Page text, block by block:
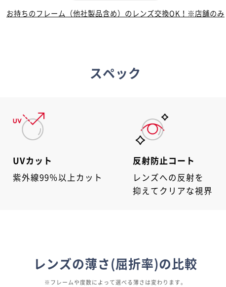
お持ちのフレーム（他社製品含め）の レンズ交換OK！※店舗のみ
スペック
UVカット
紫外線99％以上カット
反射防止コート
レンズへの反射を
抑えてクリアな視界
レンズの薄さ(屈折率)の比較
※フレームや度数によって選べる薄さは変わります。